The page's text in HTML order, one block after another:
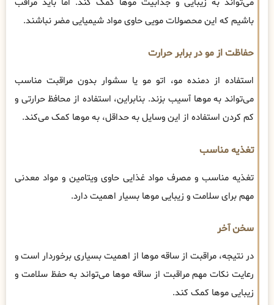
می‌تواند به زیبایی و جذابیت موها کمک کند. اما باید مراقب
باشیم که این محصولات مویی حاوی مواد شیمیایی مضر نباشند.
حفاظت از مو در برابر حرارت
استفاده از دمنده مو، اتو مو یا سشوار بدون مراقبت مناسب
می‌تواند به موها آسیب بزند. بنابراین، استفاده از محافظ حرارتی و
کم کردن استفاده از این وسایل به حداقل، به موها کمک می‌کند.
تغذیه مناسب
تغذیه مناسب و مصرف مواد غذایی حاوی ویتامین و مواد معدنی
مهم برای سلامت و زیبایی موها بسیار اهمیت دارد.
سخن آخر
در نتیجه، مراقبت از ساقه موها از اهمیت بسیاری برخوردار است و
رعایت نکات مهم مراقبت از ساقه موها می‌تواند به حفظ سلامت و
زیبایی موها کمک کند.